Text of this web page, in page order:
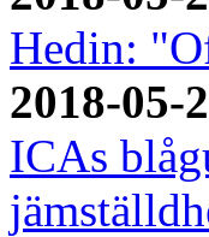
Hedin:
2018-05-
ICAs